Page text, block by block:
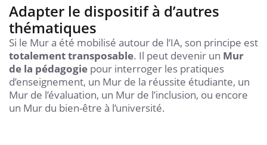
Adapter le dispositif à d’autres
thématiques
Si le Mur a été mobilisé autour de l’IA, son principe est
totalement transposable. Il peut devenir un Mur
de la pédagogie pour interroger les pratiques
d’enseignement, un Mur de la réussite étudiante, un
Mur de l’évaluation, un Mur de l’inclusion, ou encore
un Mur du bien-être à l’université.